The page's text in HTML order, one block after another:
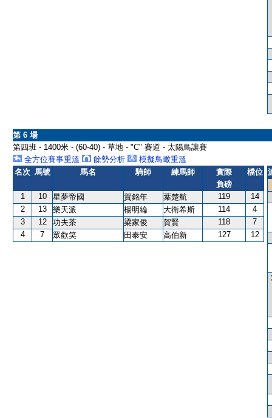
第 6 場
第四班 - 1400米 - (60-40) - 草地 - "C" 賽道 - 太陽鳥讓賽
全方位賽事重溫
餘勢分析
模擬鳥瞰重溫
名次 馬號 馬名 騎師 練馬師
實際
負磅
檔位
1 10 星夢帝國 賀銘年 葉楚航 119
14
2
13 樂天派 楊明綸 大衛希斯 114
4
3
12 功夫茶 梁家俊 賀賢 118
7
4
7 眾歡笑 田泰安 高伯新 127 12